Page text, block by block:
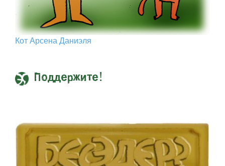
Кот Арcена Даниэля
Поддержите!